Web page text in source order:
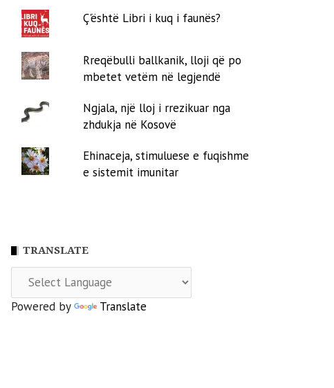
Ç'është Libri i kuq i faunës?
Rreqëbulli ballkanik, lloji që po
mbetet vetëm në legjendë
Ngjala, një lloj i rrezikuar nga
zhdukja në Kosovë
Ehinaceja, stimuluese e fuqishme
e sistemit imunitar
TRANSLATE
Powered by Translate